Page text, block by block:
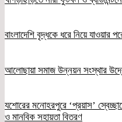
বাংলাদেশি বৃদ্ধকে ধরে নিয়ে
আলোছায়া সমাজ উন্নয়ন সংস্থার
যশোরের মনোহরপুরে ‘প্রয়াস’
ও মানবিক সহায়তা বিতরণ